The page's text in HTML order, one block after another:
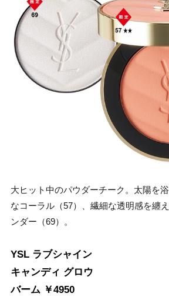
大ヒット中のパウダーチーク。太陽を
なコーラル（57）、繊細な透明感を纏
ンダー（69）。
YSL ラブシャイン
キャンディ グロウ
バーム ￥4950